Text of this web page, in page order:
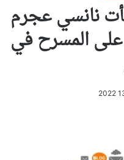
نانسي عجرم
على المسرح في